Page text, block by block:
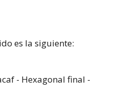
es la siguiente:
- Hexagonal final -